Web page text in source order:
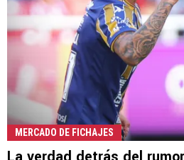
MERCADO DE FICHAJES